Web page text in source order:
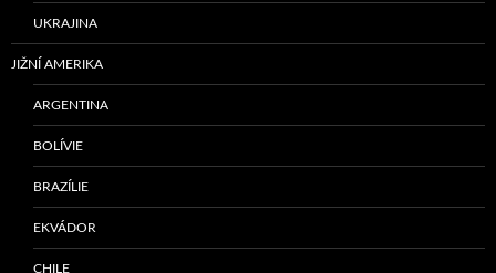
UKRAJINA
JIŽNÍ AMERIKA
ARGENTINA
BOLÍVIE
BRAZÍLIE
EKVÁDOR
CHILE